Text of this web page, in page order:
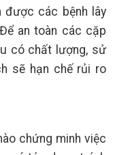
được các bệnh lây
an toàn các cặp
có chất lượng, sử
sẽ hạn chế rủi ro
chứng minh việc